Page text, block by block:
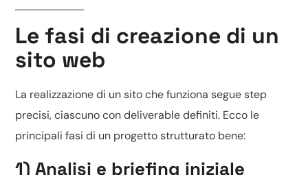
Le fasi di creazione di un
sito web
La realizzazione di un sito che funziona segue step
precisi, ciascuno con deliverable definiti. Ecco le
principali fasi di un progetto strutturato bene:
1) Analisi e briefing iniziale